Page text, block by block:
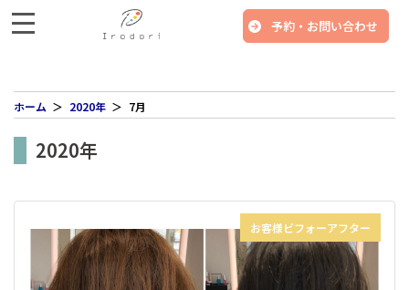
予約・お問い合わせ
ホーム 2020年 7月
2020年
お客様ビフォーアフター